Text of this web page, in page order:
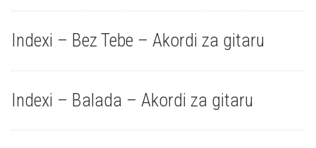
Indexi – Bez Tebe – Akordi za gitaru
Indexi – Balada – Akordi za gitaru